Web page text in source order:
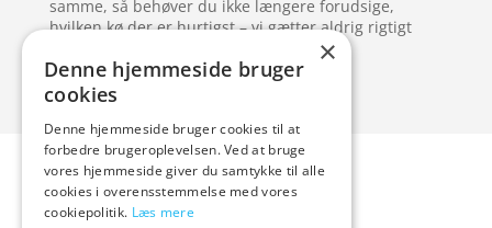
samme, så behøver du ikke længere forudsige,
hvilken kø der er hurtigst – vi gætter aldrig rigtigt
Forside
Varer
Artikler
×
Denne hjemmeside bruger
cookies
Denne hjemmeside bruger cookies til at
forbedre brugeroplevelsen. Ved at bruge
vores hjemmeside giver du samtykke til alle
cookies i overensstemmelse med vores
cookiepolitik. Læs mere